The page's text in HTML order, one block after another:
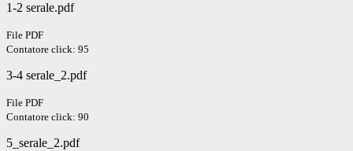
1-2 serale.pdf
File PDF
Contatore click: 95
3-4 serale_2.pdf
File PDF
Contatore click: 90
5_serale_2.pdf